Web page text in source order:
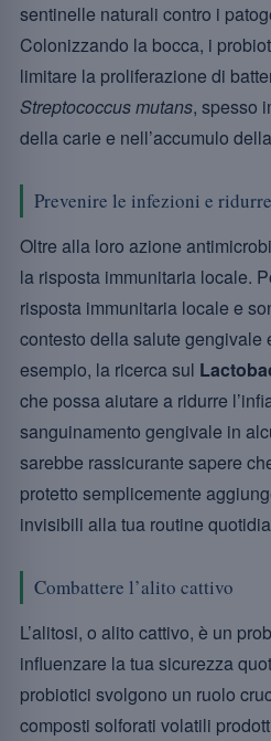
sentinelle naturali contro i
Colonizzando la bocca, i
limitare la proliferazione di
Streptococcus mutans, spesso
della carie e nell’accumulo
Prevenire le infezioni e
Oltre alla loro azione
la risposta immunitaria locale.
risposta immunitaria locale e
contesto della salute gengivale
esempio, la ricerca sul
che possa aiutare a ridurre
sanguinamento gengivale in
sarebbe rassicurante sapere
protetto semplicemente
invisibili alla tua routine
Combattere l’alito cattivo
L’alitosi, o alito cattivo, è un
influenzare la tua sicurezza
probiotici svolgono un ruolo
composti solforati volatili